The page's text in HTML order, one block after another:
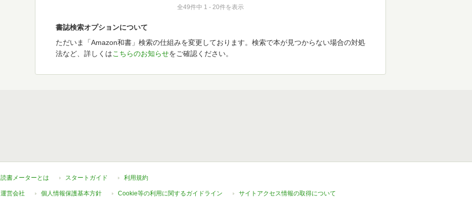
全49件中 1 - 20件を表示
書誌検索オプションについて
ただいま「Amazon和書」検索の仕組みを変更しております。検索で本が見つからない場合の対処
法など、詳しくはこちらのお知らせをご確認ください。
読書メーターとは スタートガイド 利用規約
運営会社 個人情報保護基本方針 Cookie等の利用に関するガイドライン サイトアクセス情報の取得について